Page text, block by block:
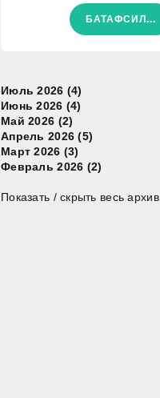
БАТАФСИЛ...
Июль 2026 (4)
Июнь 2026 (4)
Май 2026 (2)
Апрель 2026 (5)
Март 2026 (3)
Февраль 2026 (2)
Показать / скрыть весь архив